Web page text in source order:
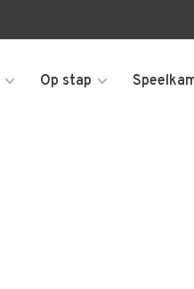
Op stap